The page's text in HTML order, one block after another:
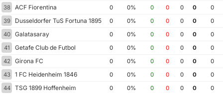
38
ACF Fiorentina 0 0% 0 0 0 0
0
39
Dusseldorfer TuS Fortuna 1895 0 0% 0 0 0 0
0
40
Galatasaray 0 0% 0 0 0 0
0
41
Getafe Club de Futbol 0 0% 0 0 0 0
0
42
Girona FC 0 0% 0 0 0 0
0
43
1 FC Heidenheim 1846 0 0% 0 0 0 0
0
44
TSG 1899 Hoffenheim 0 0% 0 0 0 0
0